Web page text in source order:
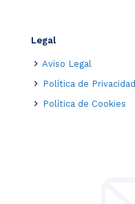
Legal
Aviso Legal
Política de Privacidad
Política de Cookies